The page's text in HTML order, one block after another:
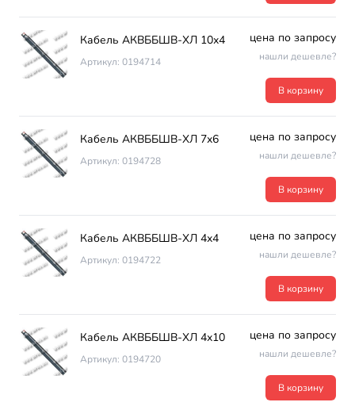
Кабель АКВББШВ-ХЛ 10х4
Артикул: 0194714
цена по запросу
нашли дешевле?
В корзину
Кабель АКВББШВ-ХЛ 7х6
Артикул: 0194728
цена по запросу
нашли дешевле?
В корзину
Кабель АКВББШВ-ХЛ 4х4
Артикул: 0194722
цена по запросу
нашли дешевле?
В корзину
Кабель АКВББШВ-ХЛ 4х10
Артикул: 0194720
цена по запросу
нашли дешевле?
В корзину